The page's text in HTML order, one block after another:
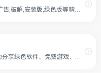
mefcl.com,创站7年,坚持分享去广告,破解,安装版,绿色版等精品软件资源。
资源否是一家综合科技网站，致力分享绿色软件、免费游戏、活动线报、网站源码、网络课程、油猴脚本、浏览器插件等免费资源，专注于分享网络技术资源，努力为各位网友呈现最好的资源！